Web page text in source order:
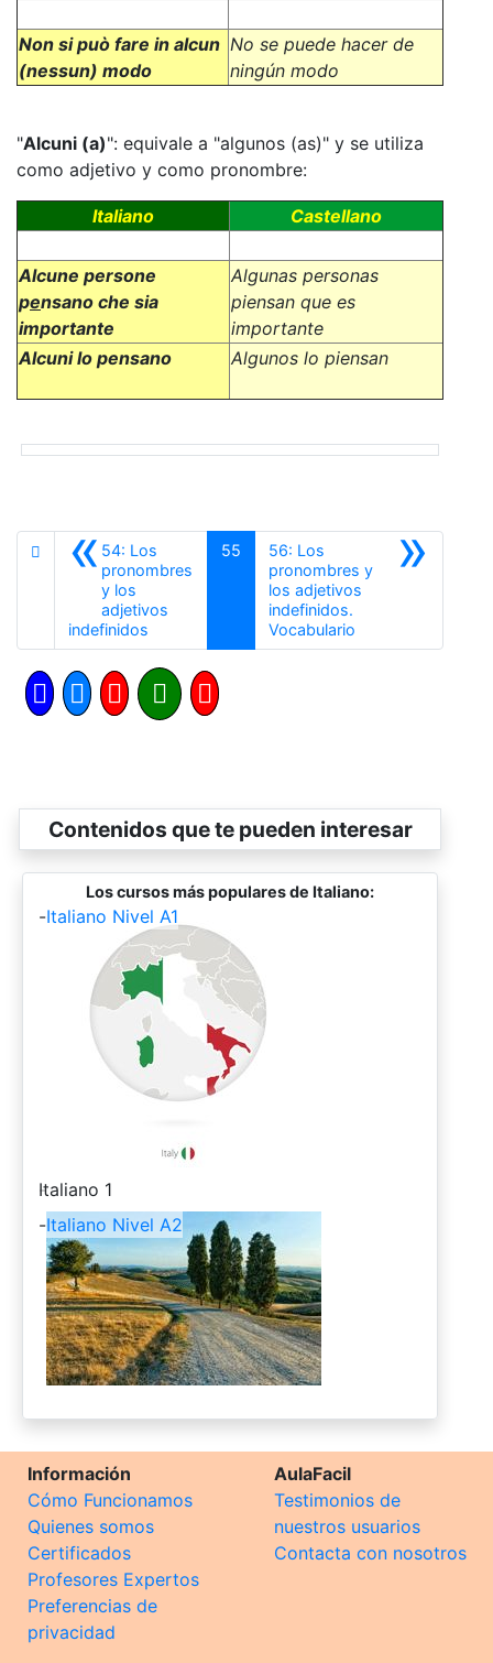
Non si può fare in alcun
(nessun) modo
No se puede hacer de
ningún modo
"Alcuni (a)": equivale a "algunos (as)" y se utiliza
como adjetivo y como pronombre:
Italiano Castellano
Alcune persone
pensano che sia
importante
Algunas personas
piensan que es
importante
Alcuni lo pensano
Algunos lo piensan
«54: Los
pronombres
y los
adjetivos
indefinidos
55 »
56: Los
pronombres y
los adjetivos
indefinidos.
VocabularioSiguiente
Contenidos que te pueden interesar
Los cursos más populares de Italiano:
-Italiano Nivel A1
-
Italiano 1
-Italiano Nivel A2
Información
Cómo Funcionamos
Quienes somos
Certificados
Profesores Expertos
Preferencias de
privacidad
AulaFacil
Testimonios de
nuestros usuarios
Contacta con nosotros